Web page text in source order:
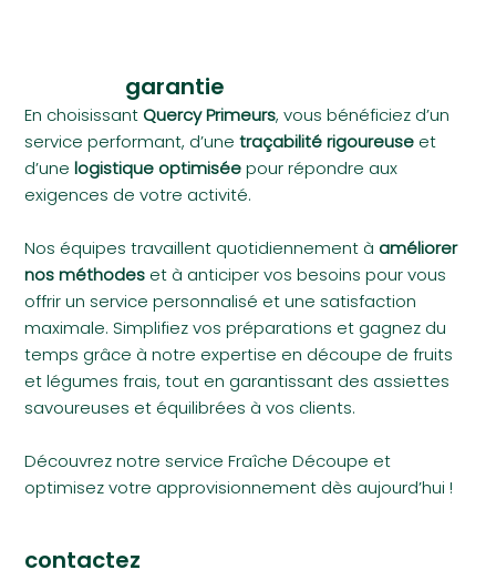
garantie
En choisissant Quercy Primeurs, vous bénéficiez d’un
service performant, d’unetraçabilité rigoureuse et
d’unelogistique optimiséepour répondre aux
exigences de votre activité.
Nos équipes travaillent quotidiennement àaméliorer
nos méthodes et à anticiper vos besoins pour vous
offrir un service personnalisé et une satisfaction
maximale. Simplifiez vos préparations et gagnez du
temps grâce à notre expertise en découpe de fruits
et légumes frais, tout en garantissant des assiettes
savoureuses et équilibrées à vos clients.
Découvrez notre service Fraîche Découpe et
optimisez votre approvisionnement dès aujourd’hui !
contactez